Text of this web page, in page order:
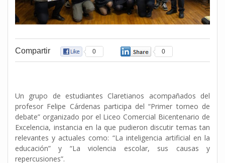
Compartir 0 0
Un grupo de estudiantes Claretianos acompañados del
profesor Felipe Cárdenas participa del “Primer torneo de
debate” organizado por el Liceo Comercial Bicentenario de
Excelencia, instancia en la que pudieron discutir temas tan
relevantes y actuales como: “La inteligencia artificial en la
educación” y “La violencia escolar, sus causas y
repercusiones”.